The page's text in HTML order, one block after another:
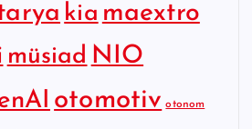
kia maextro
müsiad NIO
otomotiv otonom